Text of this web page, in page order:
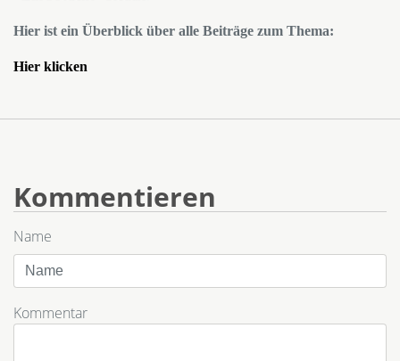
Hier ist ein Überblick über alle Beiträge zum Thema:
Hier klicken
Kommentieren
Name
Kommentar